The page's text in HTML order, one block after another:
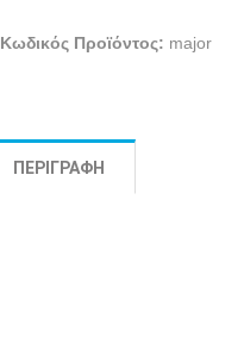
Κωδικός Προϊόντος: major
ΠΕΡΙΓΡΑΦΉ